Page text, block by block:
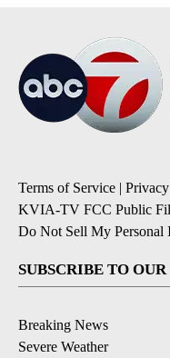
Terms of Service |
KVIA-TV FCC Public
Do Not Sell My Personal
SUBSCRIBE TO
Breaking News
Severe Weather